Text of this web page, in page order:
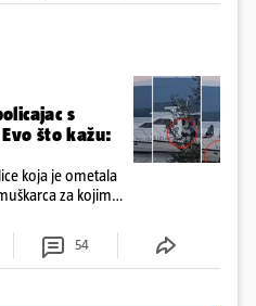
s
što kažu:
koja je ometala
za kojim
redar
54